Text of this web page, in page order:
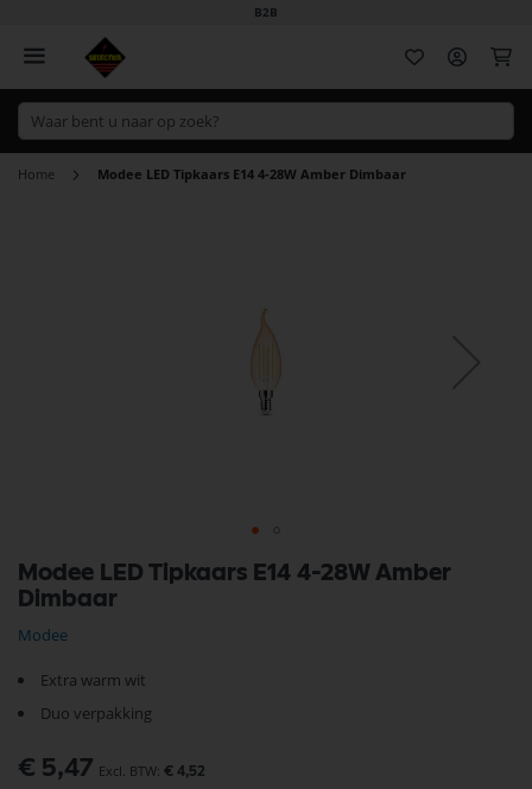
B2B
Home Modee LED Tipkaars E14 4-28W Amber Dimbaar
Modee LED Tipkaars E14 4-28W Amber
Dimbaar
Modee
Extra warm wit
Duo verpakking
€ 5,47 € 4,52
naar
het
van
afbeeldingen-
gallerij